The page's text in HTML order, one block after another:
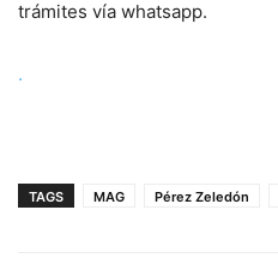
trámites vía whatsapp.
.
TAGS MAG Pérez Zeledón